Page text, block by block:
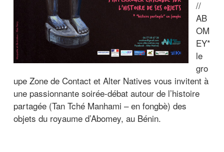
//
AB
OM
EY*
le
gro
upe Zone de Contact et Alter Natives vous invitent à
une passionnante soirée-débat autour de l’histoire
partagée (Tan Tché Manhami – en fongbè) des
objets du royaume d’Abomey, au Bénin.